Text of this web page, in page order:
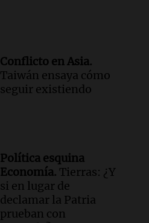
Conflicto en Asia.
Taiwán ensaya cómo
seguir existiendo
Política esquina
Economía. Tierras: ¿Y
si en lugar de
declamar la Patria
prueban con